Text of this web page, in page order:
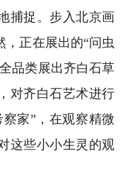
捕捉。步入北京画
，正在展出的“问虫
品类展出齐白石草
对齐白石艺术进行
家”，在观察精微
这些小小生灵的观